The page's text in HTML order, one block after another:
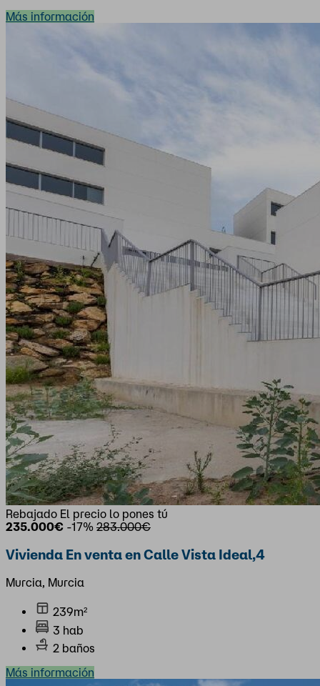
Más información
Rebajado El precio lo pones tú
235.000€ -17% 283.000€
Vivienda En venta en Calle Vista Ideal,4
Murcia, Murcia
239m²
3 hab
2 baños
Más información